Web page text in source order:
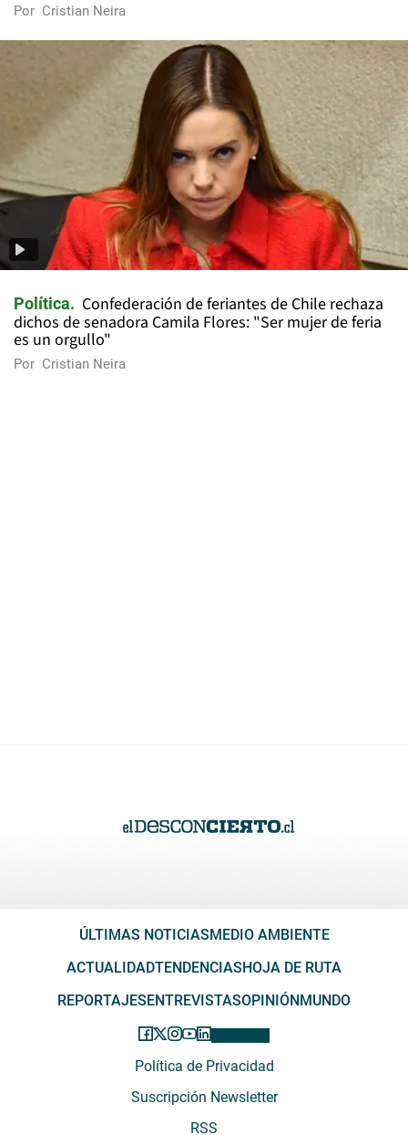
Por Cristian Neira
Política
Confederación de feriantes de Chile rechaza
dichos de senadora Camila Flores: "Ser mujer de feria
es un orgullo"
Por Cristian Neira
ÚLTIMAS NOTICIASMEDIO AMBIENTE
ACTUALIDADTENDENCIASHOJA DE RUTA
REPORTAJESENTREVISTASOPINIÓNMUNDO
Política de Privacidad
Suscripción Newsletter
RSS